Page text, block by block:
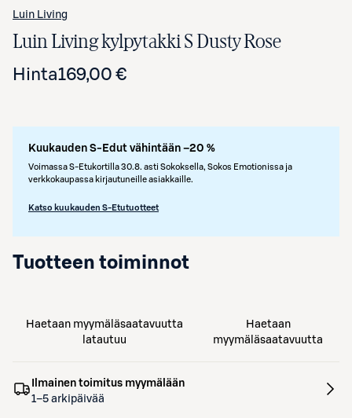
Luin Living
Luin Living kylpytakki S Dusty Rose
Hinta169,00 €
Kuukauden S-Edut vähintään –20 %
Voimassa S-Etukortilla 30.8. asti Sokoksella, Sokos Emotionissa ja
verkkokaupassa kirjautuneille asiakkaille.
Katso kuukauden S-Etutuotteet
Tuotteen toiminnot
Haetaan myymäläsaatavuutta
latautuu
Haetaan
myymäläsaatavuutta
Ilmainen toimitus myymälään
1–5 arkipäivää